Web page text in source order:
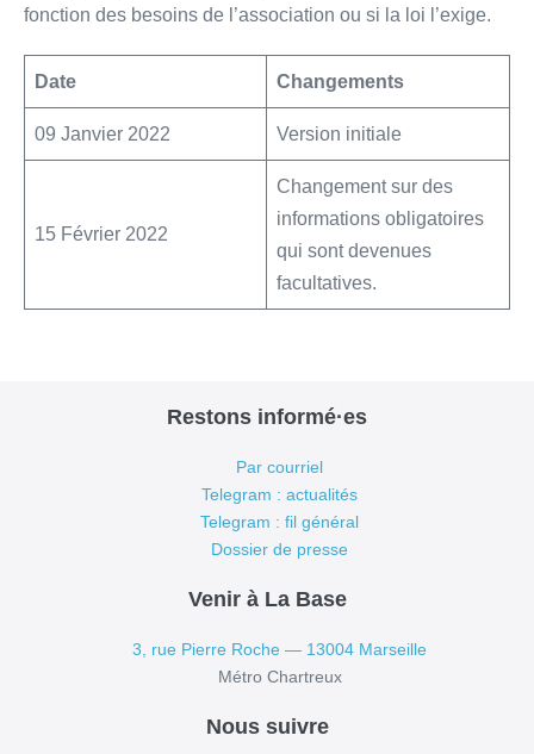
fonction des besoins de l’association ou si la loi l’exige.
Date Changements
09 Janvier 2022 Version initiale
15 Février 2022
Changement sur des
informations obligatoires
qui sont devenues
facultatives.
Restons informé·es
Par courriel
Telegram : actualités
Telegram : fil général
Dossier de presse
Venir à La Base
3, rue Pierre Roche — 13004 Marseille
Métro Chartreux
Nous suivre